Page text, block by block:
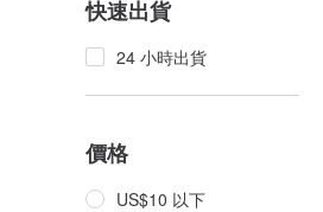
快速出貨
24 小時出貨
價格
US$10 以下